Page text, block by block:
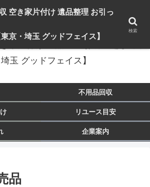
入間市 狭山市 飯能市 所沢市 川越市 日高市 鶴ヶ島市
玉 グッドフェイス】
不用品回収
リユース目安
企業案内
品
空き家片付け 遺品整理 お引っ
京・埼玉 グッドフェイス】
検索